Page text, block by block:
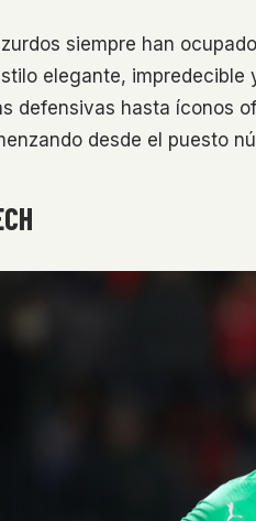
siempre han
elegante, impredecible
defensivas hasta íconos
desde el puesto